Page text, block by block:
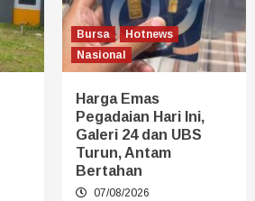
Bursa
Hotnews
Nasional
Harga Emas
Pegadaian Hari Ini,
Galeri 24 dan UBS
Turun, Antam
Bertahan
07/08/2026